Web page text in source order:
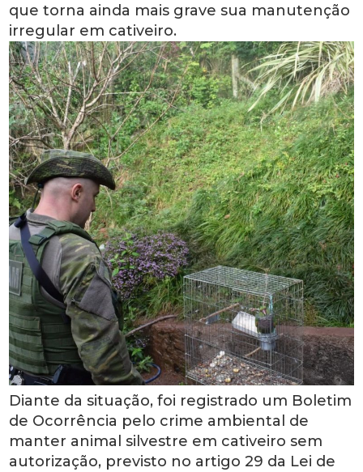
que torna ainda mais grave sua manutenção
irregular em cativeiro.
Diante da situação, foi registrado um Boletim
de Ocorrência pelo crime ambiental de
manter animal silvestre em cativeiro sem
autorização, previsto no artigo 29 da Lei de